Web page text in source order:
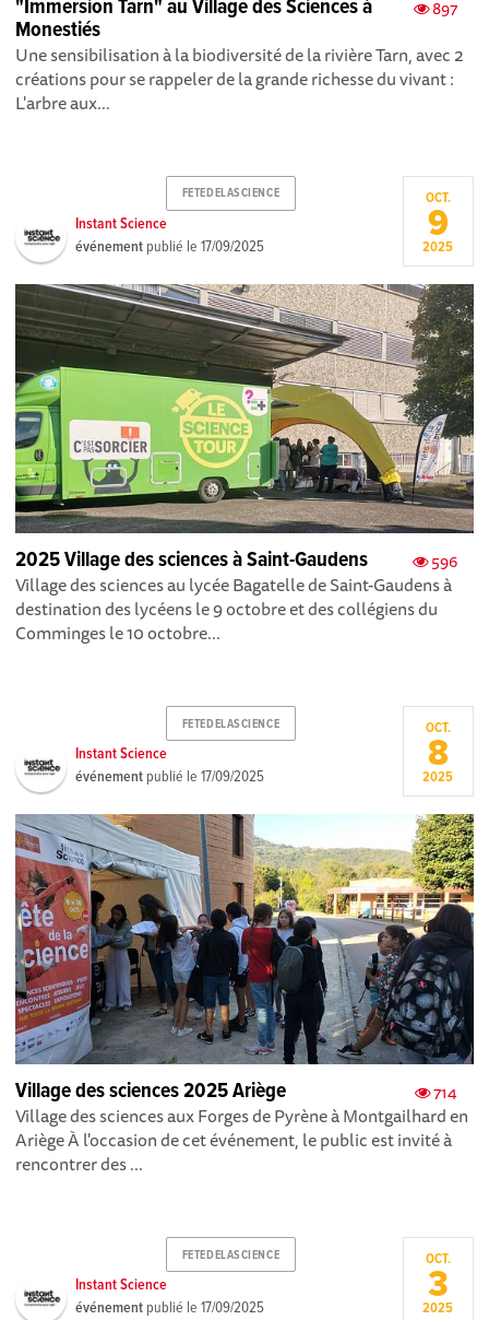
897
"Immersion Tarn" au Village des Sciences à
Monestiés
Une sensibilisation à la biodiversité de la rivière Tarn, avec 2
créations pour se rappeler de la grande richesse du vivant :
L'arbre aux...
FETEDELASCIENCE
Instant Science
événement publié le17/09/2025
OCT.
9
2025
596
2025 Village des sciences à Saint-Gaudens
Village des sciences au lycée Bagatelle de Saint-Gaudens à
destination des lycéens le 9 octobre et des collégiens du
Comminges le 10 octobre...
FETEDELASCIENCE
Instant Science
événement publié le17/09/2025
OCT.
8
2025
714
Village des sciences 2025 Ariège
Village des sciences aux Forges de Pyrène à Montgailhard en
Ariège À l'occasion de cet événement, le public est invité à
rencontrer des ...
FETEDELASCIENCE
Instant Science
événement publié le17/09/2025
OCT.
3
2025